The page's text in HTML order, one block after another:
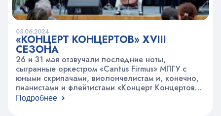
03.06.2024
«КОНЦЕРТ КОНЦЕРТОВ» XVIII
СЕЗОНА
26 и 31 мая отзвучали последние ноты,
сыгранные оркестром «Cantus Firmus» МПГУ с
юными скрипачами, виолончелистам и, конечно,
пианистами и флейтистами «Концерт Концертов»
XVIII сезона, посвященный Дню защиты детей,
Подробнее